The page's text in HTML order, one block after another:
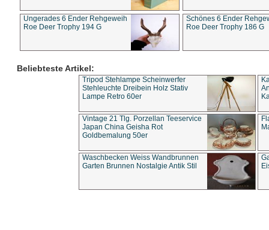
Ungerades 6 Ender Rehgeweih
Roe Deer Trophy 194 G
Schönes 6 Ender
Roe Deer Trophy 186 G
Beliebteste Artikel:
Tripod Stehlampe Scheinwerfer
Stehleuchte Dreibein Holz Stativ
Lampe Retro 60er
Vintage 21 Tlg. Porzellan Teeservice
Japan China Geisha Rot
Goldbemalung 50er
Waschbecken Weiss Wandbrunnen
Garten Brunnen Nostalgie Antik Stil